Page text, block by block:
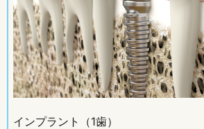
インプラント（1歯）